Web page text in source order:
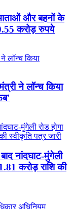
और बहनों के
करोड़ रुपये
ने लॉन्च किया
नांदघाट-मुंगेली
करोड़ राशि की